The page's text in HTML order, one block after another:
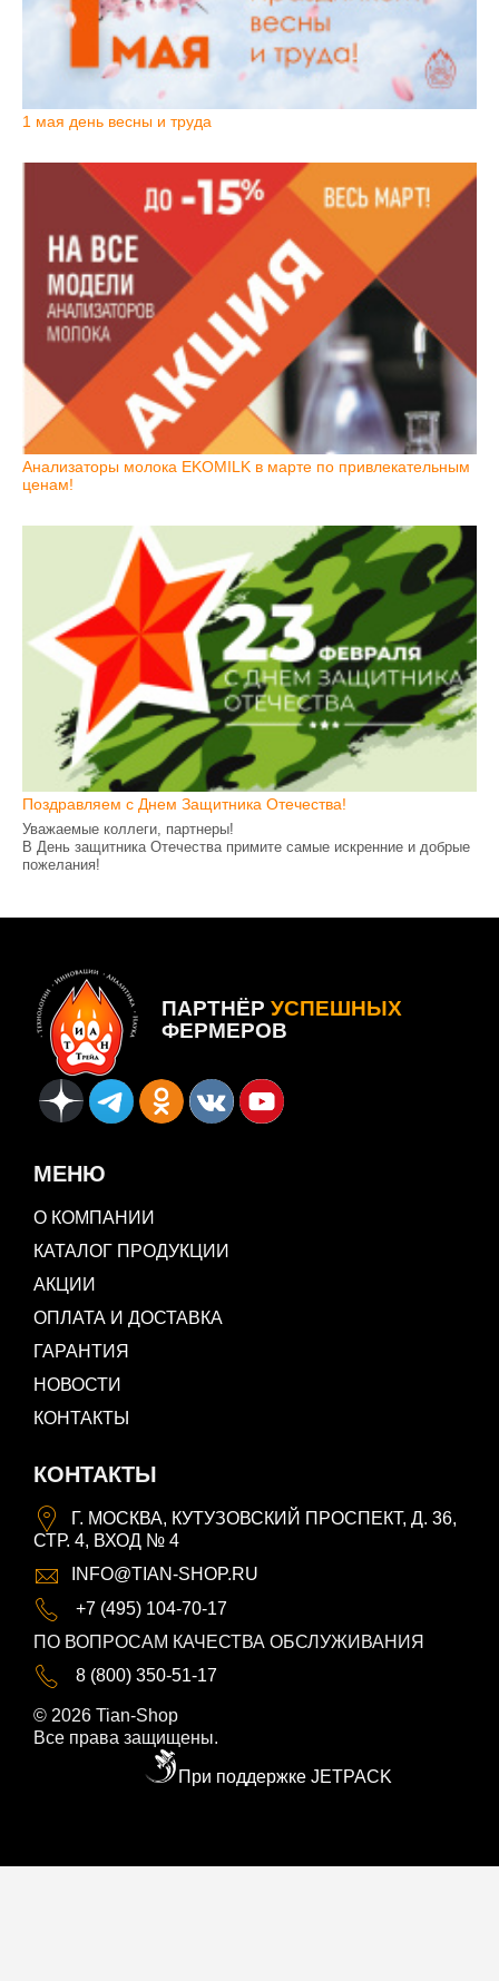
1 мая день весны и труда
Анализаторы молока EKOMILK в марте по привлекательным
ценам!
Поздравляем с Днем Защитника Отечества!
Уважаемые коллеги, партнеры!
В День защитника Отечества примите самые искренние и добрые
пожелания!
ПАРТНЁР УСПЕШНЫХ
ФЕРМЕРОВ
МЕНЮ
О КОМПАНИИ
КАТАЛОГ ПРОДУКЦИИ
АКЦИИ
ОПЛАТА И ДОСТАВКА
ГАРАНТИЯ
НОВОСТИ
КОНТАКТЫ
КОНТАКТЫ
Г. МОСКВА, КУТУЗОВСКИЙ ПРОСПЕКТ, Д. 36,
СТР. 4, ВХОД № 4
INFO@TIAN-SHOP.RU
+7 (495) 104-70-17
ПО ВОПРОСАМ КАЧЕСТВА ОБСЛУЖИВАНИЯ
8 (800) 350-51-17
© 2026 Tian-Shop
Все права защищены.
При поддержке JETPACK